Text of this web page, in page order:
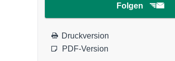
Folgen
Druckversion
PDF-Version